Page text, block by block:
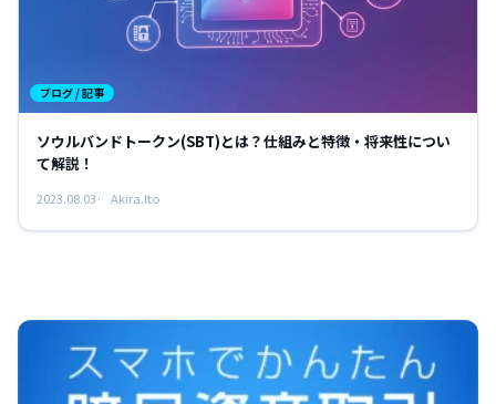
ブログ / 記事
ソウルバンドトークン(SBT)とは？仕組みと特徴・将来性につい
て解説！
2023.08.03 Akira.Ito